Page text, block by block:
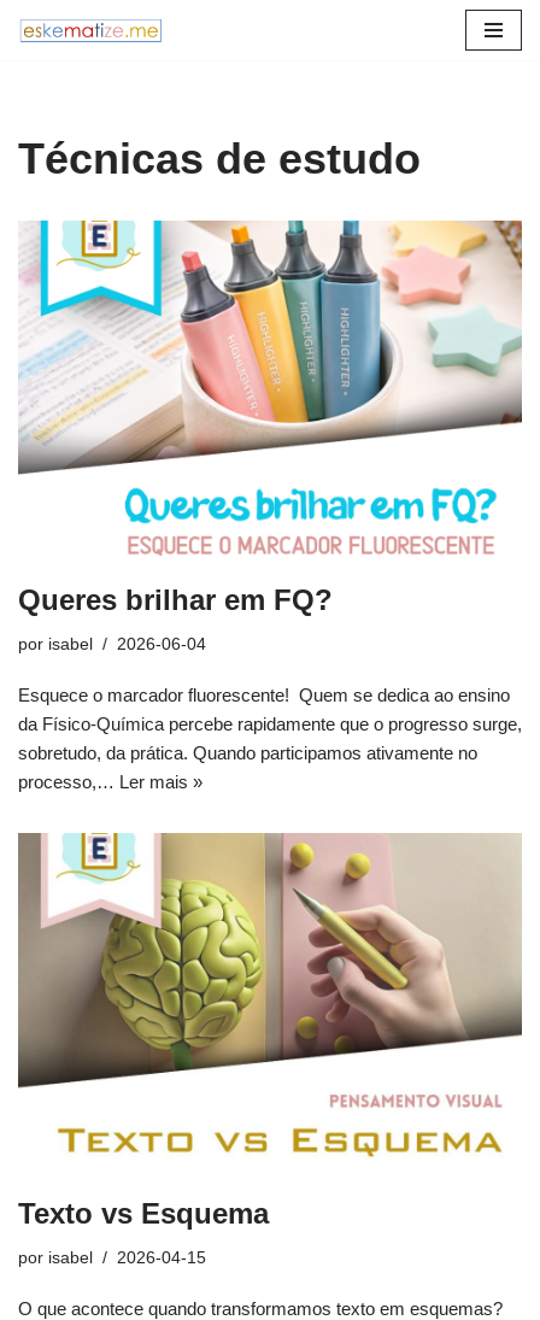
conteúdo
Técnicas de estudo
Queres brilhar em FQ?
por isabel 2026-06-04
Esquece o marcador fluorescente! Quem se dedica ao ensino
da Físico‑Química percebe rapidamente que o progresso surge,
sobretudo, da prática. Quando participamos ativamente no
processo,… Ler mais »
Texto vs Esquema
por isabel 2026-04-15
O que acontece quando transformamos texto em esquemas?